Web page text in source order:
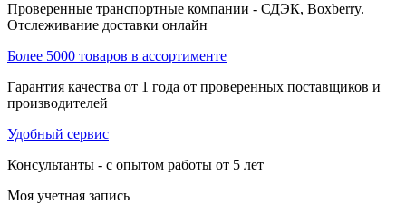
Проверенные транспортные компании - СДЭК, Boxberry.
Отслеживание доставки онлайн
Более 5000 товаров в ассортименте
Гарантия качества от 1 года от проверенных поставщиков и
производителей
Удобный сервис
Консультанты - с опытом работы от 5 лет
Моя учетная запись